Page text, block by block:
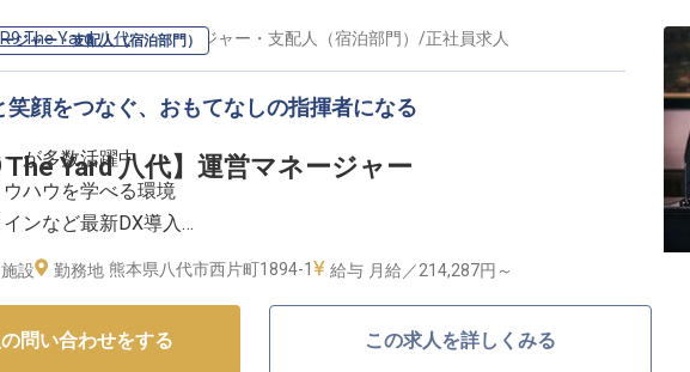
ジャー・支配人（宿泊部門）
The Yard 八代】運営マネージャー
The Yard 八代のマネージャー・支配人（宿泊部門） /正社員求人
笑顔をつなぐ、おもてなしの指揮者になる
が多数活躍中
ハウを学べる環境
ンなど最新DX導入
駐車場完備！
は、最新システムを取り入れながらも温かみのあるサービスを大切に
設 勤務地 熊本県八代市西片町1894-1 給与 月給／214,287円～
問い合わせをする この求人を詳しくみる